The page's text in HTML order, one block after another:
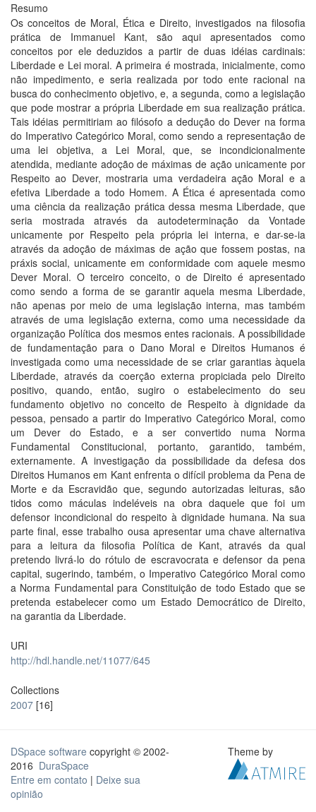
Resumo
Os conceitos de Moral, Ética e Direito, investigados na filosofia
prática de Immanuel Kant, são aqui apresentados como
conceitos por ele deduzidos a partir de duas idéias cardinais:
Liberdade e Lei moral. A primeira é mostrada, inicialmente, como
não impedimento, e seria realizada por todo ente racional na
busca do conhecimento objetivo, e, a segunda, como a legislação
que pode mostrar a própria Liberdade em sua realização prática.
Tais idéias permitiriam ao filósofo a dedução do Dever na forma
do Imperativo Categórico Moral, como sendo a representação de
uma lei objetiva, a Lei Moral, que, se incondicionalmente
atendida, mediante adoção de máximas de ação unicamente por
Respeito ao Dever, mostraria uma verdadeira ação Moral e a
efetiva Liberdade a todo Homem. A Ética é apresentada como
uma ciência da realização prática dessa mesma Liberdade, que
seria mostrada através da autodeterminação da Vontade
unicamente por Respeito pela própria lei interna, e dar-se-ia
através da adoção de máximas de ação que fossem postas, na
práxis social, unicamente em conformidade com aquele mesmo
Dever Moral. O terceiro conceito, o de Direito é apresentado
como sendo a forma de se garantir aquela mesma Liberdade,
não apenas por meio de uma legislação interna, mas também
através de uma legislação externa, como uma necessidade da
organização Política dos mesmos entes racionais. A possibilidade
de fundamentação para o Dano Moral e Direitos Humanos é
investigada como uma necessidade de se criar garantias àquela
Liberdade, através da coerção externa propiciada pelo Direito
positivo, quando, então, sugiro o estabelecimento do seu
fundamento objetivo no conceito de Respeito à dignidade da
pessoa, pensado a partir do Imperativo Categórico Moral, como
um Dever do Estado, e a ser convertido numa Norma
Fundamental Constitucional, portanto, garantido, também,
externamente. A investigação da possibilidade da defesa dos
Direitos Humanos em Kant enfrenta o difícil problema da Pena de
Morte e da Escravidão que, segundo autorizadas leituras, são
tidos como máculas indeléveis na obra daquele que foi um
defensor incondicional do respeito à dignidade humana. Na sua
parte final, esse trabalho ousa apresentar uma chave alternativa
para a leitura da filosofia Política de Kant, através da qual
pretendo livrá-lo do rótulo de escravocrata e defensor da pena
capital, sugerindo, também, o Imperativo Categórico Moral como
a Norma Fundamental para Constituição de todo Estado que se
pretenda estabelecer como um Estado Democrático de Direito,
na garantia da Liberdade.
URI
http://hdl.handle.net/11077/645
Collections
2007 [16]
DSpace software copyright © 2002-
2016 DuraSpace
Entre em contato | Deixe sua
opinião
Theme by